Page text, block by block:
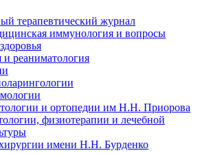
терапевтический журнал
иммунология и вопросы
и реаниматология
и ортопедии им Н.Н. Приорова
физиотерапии и лечебной
имени Н.Н. Бурденко